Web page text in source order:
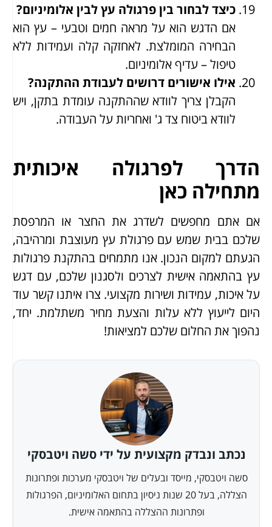
כיצד לבחור בין פרגולה עץ לבין אלומיניום?
אם הדגש הוא על מראה חמים וטבעי – עץ הוא
הבחירה המומלצת. לאחזקה קלה ועמידות ללא
טיפול – עדיף אלומיניום.
אילו אישורים דרושים לעבודת ההתקנה?
הקבלן צריך לוודא שההתקנה עומדת בתקן, ויש
לוודא ביטוח צד ג' ואחריות על העבודה.
הדרך לפרגולה איכותית
מתחילה כאן
אם אתם מחפשים לשדרג את החצר או המרפסת
שלכם בבית שמש עם פרגולת עץ מעוצבת ומרהיבה,
הגעתם למקום הנכון. אנו מתמחים בהתקנת פרגולות
עץ בהתאמה אישית לצרכים ולסגנון שלכם, עם דגש
על איכות, עמידות ושירות מקצועי. צרו איתנו קשר עוד
היום לייעוץ ללא עלות והצעת מחיר משתלמת. יחד,
נהפוך את החלום שלכם למציאות!
נכתב ונבדק מקצועית על ידי סשה ויטבסקי
סשה ויטבסקי, מייסד ובעלים של ויטבסקי מערכות ופתרונות
הצללה, בעל 20 שנות ניסיון בתחום האלומיניום, הפרגולות
ופתרונות ההצללה בהתאמה אישית.